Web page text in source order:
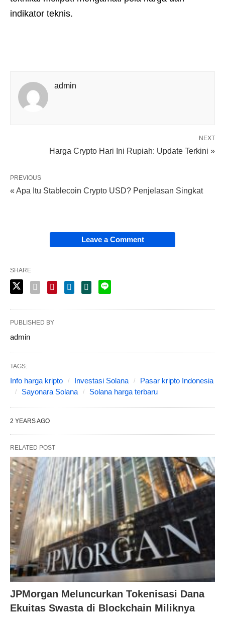
indikator teknis.
admin
NEXT
Harga Crypto Hari Ini Rupiah: Update Terkini »
PREVIOUS
« Apa Itu Stablecoin Crypto USD? Penjelasan Singkat
Leave a Comment
SHARE
PUBLISHED BY
admin
TAGS:
Info harga kripto Investasi Solana
Pasar kripto Indonesia
Sayonara Solana
Solana harga terbaru
2 YEARS AGO
RELATED POST
JPMorgan Meluncurkan Tokenisasi Dana
Ekuitas Swasta di Blockchain Miliknya